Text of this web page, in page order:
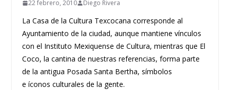
22 febrero, 2010 Diego Rivera
La Casa de la Cultura Texcocana corresponde al
Ayuntamiento de la ciudad, aunque mantiene vínculos
con el Instituto Mexiquense de Cultura, mientras que El
Coco, la cantina de nuestras referencias, forma parte
de la antigua Posada Santa Bertha, símbolos
e íconos culturales de la gente.